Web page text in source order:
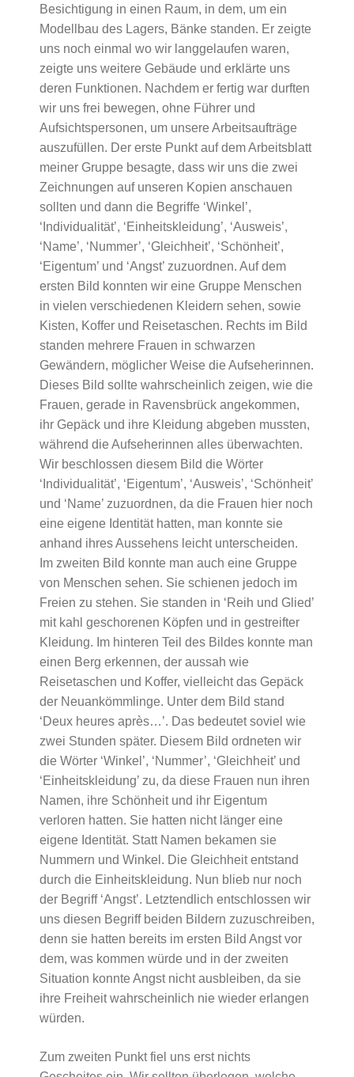
Besichtigung in einen Raum, in dem, um ein
Modellbau des Lagers, Bänke standen. Er zeigte
uns noch einmal wo wir langgelaufen waren,
zeigte uns weitere Gebäude und erklärte uns
deren Funktionen. Nachdem er fertig war durften
wir uns frei bewegen, ohne Führer und
Aufsichtspersonen, um unsere Arbeitsaufträge
auszufüllen. Der erste Punkt auf dem Arbeitsblatt
meiner Gruppe besagte, dass wir uns die zwei
Zeichnungen auf unseren Kopien anschauen
sollten und dann die Begriffe ‘Winkel’,
‘Individualität’, ‘Einheitskleidung’, ‘Ausweis’,
‘Name’, ‘Nummer’, ‘Gleichheit’, ‘Schönheit’,
‘Eigentum’ und ‘Angst’ zuzuordnen. Auf dem
ersten Bild konnten wir eine Gruppe Menschen
in vielen verschiedenen Kleidern sehen, sowie
Kisten, Koffer und Reisetaschen. Rechts im Bild
standen mehrere Frauen in schwarzen
Gewändern, möglicher Weise die Aufseherinnen.
Dieses Bild sollte wahrscheinlich zeigen, wie die
Frauen, gerade in Ravensbrück angekommen,
ihr Gepäck und ihre Kleidung abgeben mussten,
während die Aufseherinnen alles überwachten.
Wir beschlossen diesem Bild die Wörter
‘Individualität’, ‘Eigentum’, ‘Ausweis’, ‘Schönheit’
und ‘Name’ zuzuordnen, da die Frauen hier noch
eine eigene Identität hatten, man konnte sie
anhand ihres Aussehens leicht unterscheiden.
Im zweiten Bild konnte man auch eine Gruppe
von Menschen sehen. Sie schienen jedoch im
Freien zu stehen. Sie standen in ‘Reih und Glied’
mit kahl geschorenen Köpfen und in gestreifter
Kleidung. Im hinteren Teil des Bildes konnte man
einen Berg erkennen, der aussah wie
Reisetaschen und Koffer, vielleicht das Gepäck
der Neuankömmlinge. Unter dem Bild stand
‘Deux heures après…’. Das bedeutet soviel wie
zwei Stunden später. Diesem Bild ordneten wir
die Wörter ‘Winkel’, ‘Nummer’, ‘Gleichheit’ und
‘Einheitskleidung’ zu, da diese Frauen nun ihren
Namen, ihre Schönheit und ihr Eigentum
verloren hatten. Sie hatten nicht länger eine
eigene Identität. Statt Namen bekamen sie
Nummern und Winkel. Die Gleichheit entstand
durch die Einheitskleidung. Nun blieb nur noch
der Begriff ‘Angst’. Letztendlich entschlossen wir
uns diesen Begriff beiden Bildern zuzuschreiben,
denn sie hatten bereits im ersten Bild Angst vor
dem, was kommen würde und in der zweiten
Situation konnte Angst nicht ausbleiben, da sie
ihre Freiheit wahrscheinlich nie wieder erlangen
würden.
Zum zweiten Punkt fiel uns erst nichts